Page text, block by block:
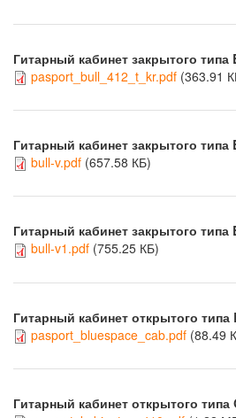
Гитарный кабинет закрытого типа
pasport_bull_412_t_kr.pdf (363.91
Гитарный кабинет закрытого типа
bull-v.pdf (657.58 КБ)
Гитарный кабинет закрытого типа
bull-v1.pdf (755.25 КБ)
Гитарный кабинет открытого типа
pasport_bluespace_cab.pdf (88.49
Гитарный кабинет открытого типа